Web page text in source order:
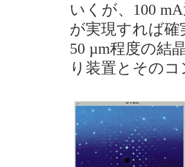
いくが、100
が実現すれば
50 µm程度の結
り装置とその